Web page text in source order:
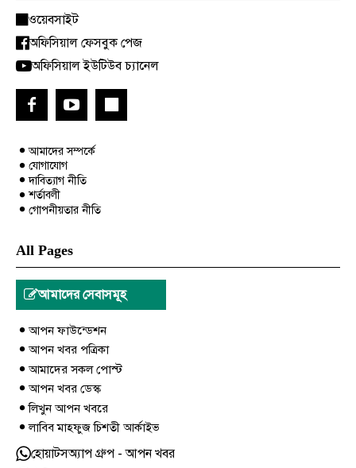
ওয়েবসাইট
অফিসিয়াল ফেসবুক পেজ
অফিসিয়াল ইউটিউব চ্যানেল
আমাদের সম্পর্কে
যোগাযোগ
দাবিত্যাগ নীতি
শর্তাবলী
গোপনীয়তার নীতি
All Pages
আমাদের সেবাসমূহ
আপন ফাউন্ডেশন
আপন খবর পত্রিকা
আমাদের সকল পোস্ট
আপন খবর ডেস্ক
লিখুন আপন খবরে
লাবিব মাহফুজ চিশতী আর্কাইভ
হোয়াটসঅ্যাপ গ্রুপ - আপন খবর